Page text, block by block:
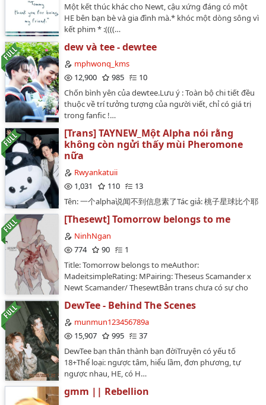
Một kết thúc khác cho Newt, cậu xứng đáng có một
HE bên bạn bè và gia đình mà.* khóc một dòng sông vì
kết phim * :((((…
dew và tee - dewtee
mphwonq_kms
12,900
985
10
Chốn bình yên của dewtee.Lưu ý : Toàn bộ chi tiết đều
thuộc về trí tưởng tượng của người viết, chỉ có giá trị
trong fanfic !…
[Trans] TAYNEW_Một Alpha nói rằng
không còn ngửi thấy mùi Pheromone
nữa
Rwyankatuii
1,031
110
13
Tên: 一个alpha说闻不到信息素了Tác giả: 桃子星球比个耶
đời thực.💙Truyện chuyển ngữ chưa có sự đồng ý của
tác giả vui lòng không mang đi chỗ khác💕KHÔNG
CHUYỂN VER💙Nếu có bất kì vấn đề hay ý kiến xoá
nếu có gì sai sót mong mn góp ý nhẹ nhàng ạ💕🐳
Once Polca always Polca🐻‍❄️…
[Thesewt] Tomorrow belongs to me
NinhNgan
774
90
1
Title: Tomorrow belongs to meAuthor:
MadeitsimpleRating: MPairing: Theseus Scamander x
Newt Scamander/ ThesewtBản trans chưa có sự cho
incest. If you dont like it, pls turn back.Source:
https://archiveofourown.org/works/36492046…
DewTee - Behind The Scenes
munmun123456789a
15,907
995
37
DewTee bạn thân thành bạn đờiTruyện có yếu tố
18+Thể loại: ngược tâm, hiểu lầm, đơn phương, tự
ngược nhau, HE, có H…
gmm || Rebellion